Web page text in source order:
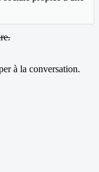
à la conversation.